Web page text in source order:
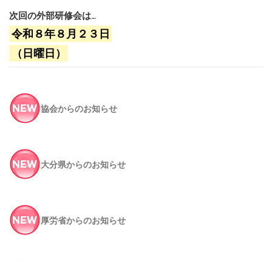
次回の外部研修会は…
令和８年８月２３日
（日曜日）
協会からのお知らせ
大分県からのお知らせ
厚労省からのお知らせ